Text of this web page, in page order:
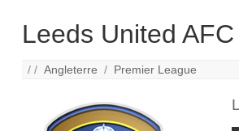
Leeds United AFC
/ /Angleterre / Premier League